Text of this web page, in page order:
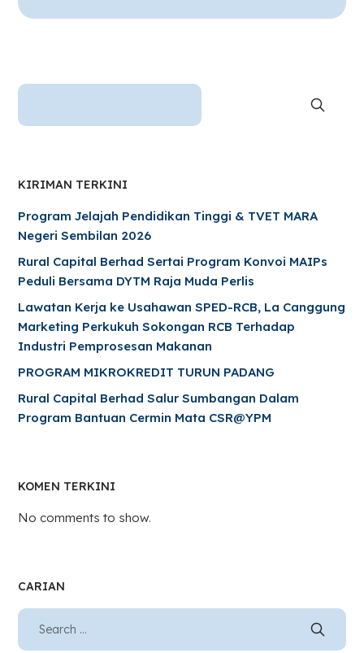
KIRIMAN TERKINI
Program Jelajah Pendidikan Tinggi & TVET MARA
Negeri Sembilan 2026
Rural Capital Berhad Sertai Program Konvoi MAIPs
Peduli Bersama DYTM Raja Muda Perlis
Lawatan Kerja ke Usahawan SPED-RCB, La Canggung
Marketing Perkukuh Sokongan RCB Terhadap
Industri Pemprosesan Makanan
PROGRAM MIKROKREDIT TURUN PADANG
Rural Capital Berhad Salur Sumbangan Dalam
Program Bantuan Cermin Mata CSR@YPM
KOMEN TERKINI
No comments to show.
CARIAN